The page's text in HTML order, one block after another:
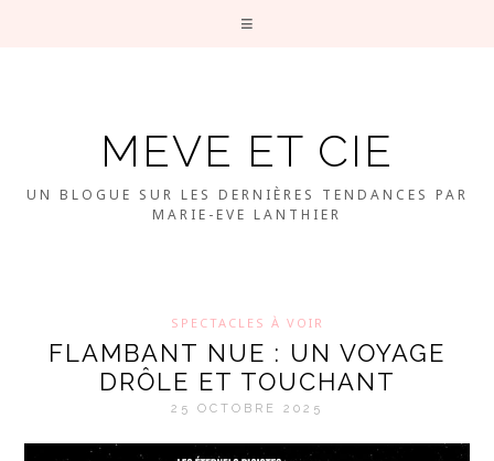
MEVE ET CIE
UN BLOGUE SUR LES DERNIÈRES TENDANCES PAR
MARIE-EVE LANTHIER
SPECTACLES À VOIR
FLAMBANT NUE : UN VOYAGE
DRÔLE ET TOUCHANT
25 OCTOBRE 2025